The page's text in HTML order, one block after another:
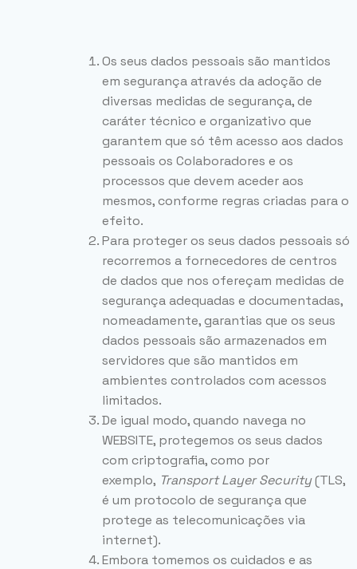
Os seus dados pessoais são mantidos
em segurança através da adoção de
diversas medidas de segurança, de
caráter técnico e organizativo que
garantem que só têm acesso aos dados
pessoais os Colaboradores e os
processos que devem aceder aos
mesmos, conforme regras criadas para o
efeito.
Para proteger os seus dados pessoais só
recorremos a fornecedores de centros
de dados que nos ofereçam medidas de
segurança adequadas e documentadas,
nomeadamente, garantias que os seus
dados pessoais são armazenados em
servidores que são mantidos em
ambientes controlados com acessos
limitados.
De igual modo, quando navega no
WEBSITE, protegemos os seus dados
com criptografia, como por
exemplo, Transport Layer Security(TLS,
é um protocolo de segurança que
protege as telecomunicações via
internet).
Embora tomemos os cuidados e as